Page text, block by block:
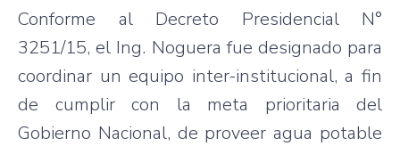
Conforme al Decreto Presidencial N°
3251/15, el Ing. Noguera fue designado para
coordinar un equipo inter-institucional, a fin
de cumplir con la meta prioritaria del
Gobierno Nacional, de proveer agua potable